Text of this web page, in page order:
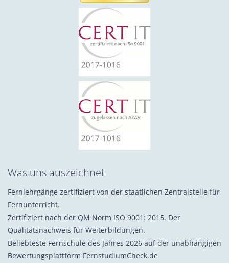
Was uns auszeichnet
Fernlehrgänge zertifiziert von der staatlichen Zentralstelle für
Fernunterricht.
Zertifiziert nach der QM Norm ISO 9001: 2015. Der
Qualitätsnachweis für Weiterbildungen.
Beliebteste Fernschule des Jahres 2026 auf der unabhängigen
Bewertungsplattform FernstudiumCheck.de